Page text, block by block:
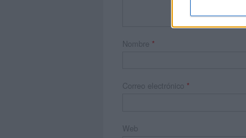
Nombre *
Correo electrónico *
Web